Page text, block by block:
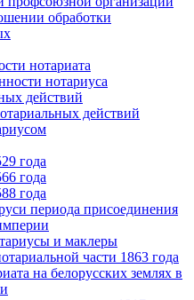
обработки
нотариата
нотариуса
действий
действий
года
года
года
периода присоединения
и маклеры
части 1863 года
на белорусских землях в